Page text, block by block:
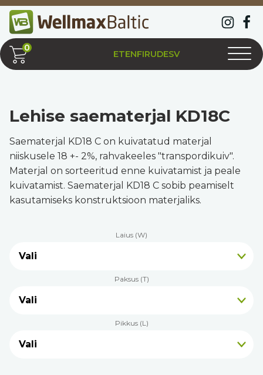
ETENFIRUDESV
Lehise saematerjal KD18C
Saematerjal KD18 C on kuivatatud materjal
niiskusele 18 +- 2%, rahvakeeles "transpordikuiv".
Materjal on sorteeritud enne kuivatamist ja peale
kuivatamist. Saematerjal KD18 C sobib peamiselt
kasutamiseks konstruktsioon materjaliks.
Laius (W)
Paksus (T)
Pikkus (L)